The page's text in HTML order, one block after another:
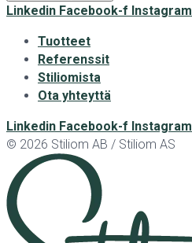
Linkedin Facebook-f Instagram
Tuotteet
Referenssit
Stiliomista
Ota yhteyttä
Linkedin Facebook-f Instagram
© 2026 Stiliom AB / Stiliom AS